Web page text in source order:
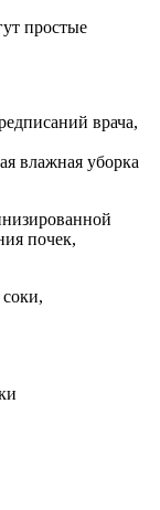
простые
врача,
влажная уборка
почек,